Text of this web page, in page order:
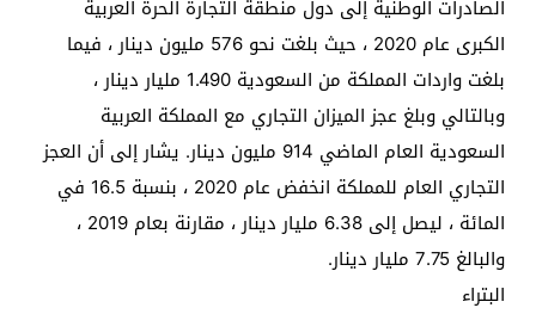
الصادرات الوطنية إلى دول منطقة التجارة الحرة العربية
الكبرى عام 2020 ، حيث بلغت نحو 576 مليون دينار ، فيما
بلغت واردات المملكة من السعودية 1.490 مليار دينار ،
وبالتالي وبلغ عجز الميزان التجاري مع المملكة العربية
السعودية العام الماضي 914 مليون دينار. يشار إلى أن العجز
التجاري العام للمملكة انخفض عام 2020 ، بنسبة 16.5 في
المائة ، ليصل إلى 6.38 مليار دينار ، مقارنة بعام 2019 ،
والبالغ 7.75 مليار دينار.
البتراء